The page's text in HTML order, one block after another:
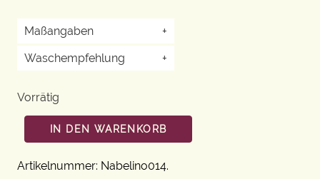
Maßangaben
+
Waschempfehlung
+
Vorrätig
IN DEN WARENKORB
Artikelnummer: Nabelino014.